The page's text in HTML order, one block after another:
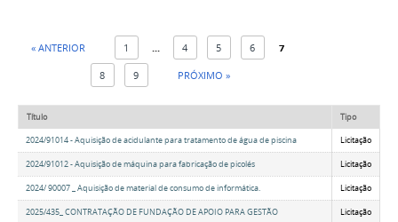
« ANTERIOR 1 ... 4 5 6 7
8 9 PRÓXIMO »
Título Tipo
2024/91014 - Aquisição de acidulante para tratamento de água de piscina Licitação
2024/91012 - Aquisição de máquina para fabricação de picolés Licitação
2024/ 90007 _ Aquisição de material de consumo de informática. Licitação
2025/435_ CONTRATAÇÃO DE FUNDAÇÃO DE APOIO PARA GESTÃO
Licitação